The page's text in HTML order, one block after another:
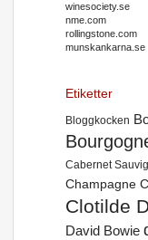
winesociety.se
nme.com
rollingstone.com
munskankarna.se
Etiketter
Bloggkocken
Cabernet
Champagne
Clotilde
David Bowie